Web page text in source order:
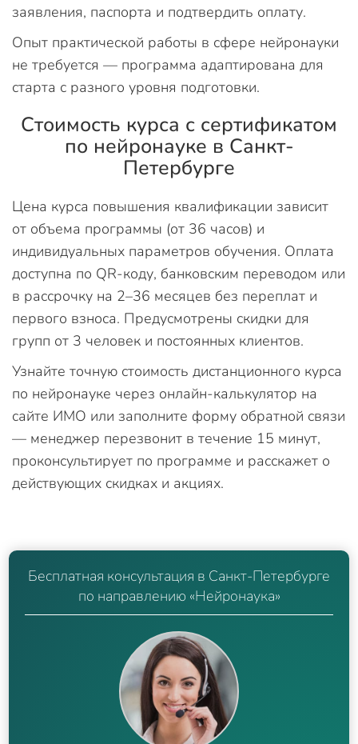
заявления, паспорта и подтвердить оплату.
Опыт практической работы в сфере нейронауки
не требуется — программа адаптирована для
старта с разного уровня подготовки.
Стоимость курса с сертификатом
по нейронауке в Санкт-
Петербурге
Цена курса повышения квалификации зависит
от объема программы (от 36 часов) и
индивидуальных параметров обучения. Оплата
доступна по QR-коду, банковским переводом или
в рассрочку на 2–36 месяцев без переплат и
первого взноса. Предусмотрены скидки для
групп от 3 человек и постоянных клиентов.
Узнайте точную стоимость дистанционного курса
по нейронауке через онлайн-калькулятор на
сайте ИМО или заполните форму обратной связи
— менеджер перезвонит в течение 15 минут,
проконсультирует по программе и расскажет о
действующих скидках и акциях.
Бесплатная консультация в Санкт-Петербурге
по направлению «Нейронаука»